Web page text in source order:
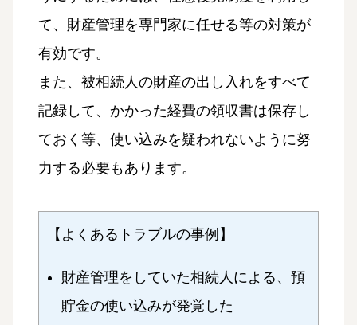
て、財産管理を専門家に任せる等の対策が
有効です。
また、被相続人の財産の出し入れをすべて
記録して、かかった経費の領収書は保存し
ておく等、使い込みを疑われないように努
力する必要もあります。
【よくあるトラブルの事例】
財産管理をしていた相続人による、預
貯金の使い込みが発覚した